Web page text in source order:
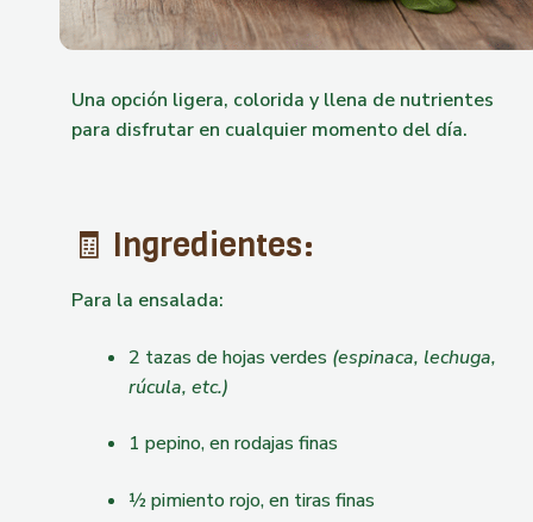
Una opción ligera, colorida y llena de nutrientes
para disfrutar en cualquier momento del día.
🧾 Ingredientes:
Para la ensalada:
2 tazas de hojas verdes (espinaca, lechuga,
rúcula, etc.)
1 pepino, en rodajas finas
½ pimiento rojo, en tiras finas